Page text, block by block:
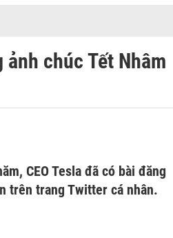
chúc Tết Nhâm
CEO Tesla đã có bài đăng
trên trang Twitter cá nhân.